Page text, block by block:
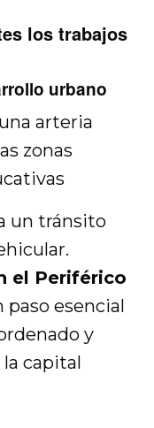
los trabajos
urbano
arteria
zonas
un tránsito
el Periférico
esencial
y
capital